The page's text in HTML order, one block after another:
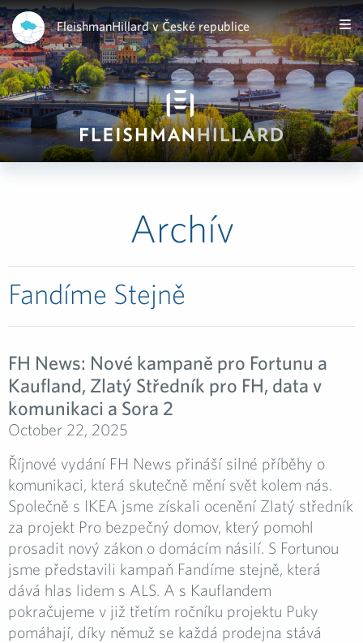
FleishmanHillard v České republice
Archív
Fandíme Stejně
FH News: Nové kampaně pro Fortunu a
Kaufland, Zlatý Středník pro FH, data v
komunikaci a Sora 2
October 22, 2025
Říjnové vydání FH News přináší silné příběhy o
komunikaci, která skutečně mění svět kolem nás.
Společně s IKEA jsme získali ocenění Zlatý středník
za projekt Pro bezpečný domov, který pomohl
prosadit nový zákon o domácím násilí. S Fortunou
jsme představili kampaň Fandíme stejně, která
dává hlas lidem s ALS. A s Kauflandem
pokračujeme v již třetím ročníku projektu Puky
pomáhají, díky němuž se každá prodejna stává